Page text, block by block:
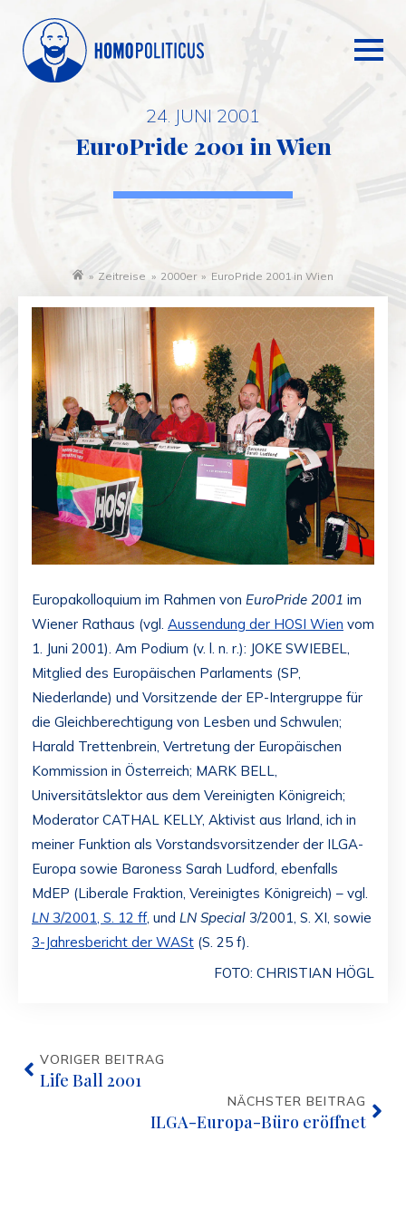
24. JUNI 2001
EuroPride 2001 in Wien
» Zeitreise » 2000er » EuroPride 2001 in Wien
Europakolloquium im Rahmen von EuroPride 2001 im
Wiener Rathaus (vgl. Aussendung der HOSI Wien vom
1. Juni 2001). Am Podium (v. l. n. r.): JOKE SWIEBEL,
Mitglied des Europäischen Parlaments (SP,
Niederlande) und Vorsitzende der EP-Intergruppe für
die Gleichberechtigung von Lesben und Schwulen;
Harald Trettenbrein, Vertretung der Europäischen
Kommission in Österreich; MARK BELL,
Universitätslektor aus dem Vereinigten Königreich;
Moderator CATHAL KELLY, Aktivist aus Irland, ich in
meiner Funktion als Vorstandsvorsitzender der ILGA-
Europa sowie Baroness Sarah Ludford, ebenfalls
MdEP (Liberale Fraktion, Vereinigtes Königreich) – vgl.
LN 3/2001, S. 12 ff, und LN Special 3/2001, S. XI, sowie
3-Jahresbericht der WASt (S. 25 f).
FOTO: CHRISTIAN HÖGL
VORIGER BEITRAG
Life Ball 2001
NÄCHSTER BEITRAG
ILGA-Europa-Büro eröffnet